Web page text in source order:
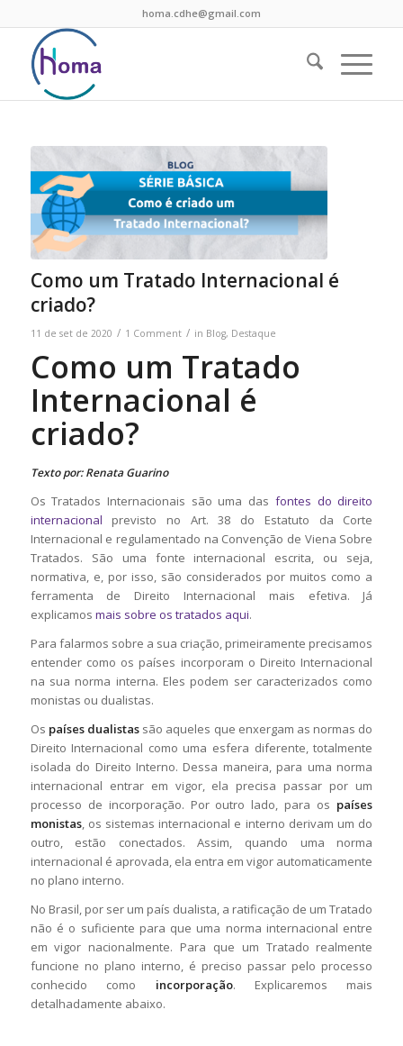
homa.cdhe@gmail.com
Como um Tratado Internacional é
criado?
11 de set de 2020 / 1 Comment / in Blog, Destaque
Como um Tratado
Internacional é
criado?
Texto por: Renata Guarino
Os Tratados Internacionais são uma das fontes do direito
internacional previsto no Art. 38 do Estatuto da Corte
Internacional e regulamentado na Convenção de Viena Sobre
Tratados. São uma fonte internacional escrita, ou seja,
normativa, e, por isso, são considerados por muitos como a
ferramenta de Direito Internacional mais efetiva. Já
explicamos mais sobre os tratados aqui.
Para falarmos sobre a sua criação, primeiramente precisamos
entender como os países incorporam o Direito Internacional
na sua norma interna. Eles podem ser caracterizados como
monistas ou dualistas.
Os países dualistas são aqueles que enxergam as normas do
Direito Internacional como uma esfera diferente, totalmente
isolada do Direito Interno. Dessa maneira, para uma norma
internacional entrar em vigor, ela precisa passar por um
processo de incorporação. Por outro lado, para os países
monistas, os sistemas internacional e interno derivam um do
outro, estão conectados. Assim, quando uma norma
internacional é aprovada, ela entra em vigor automaticamente
no plano interno.
No Brasil, por ser um país dualista, a ratificação de um Tratado
não é o suficiente para que uma norma internacional entre
em vigor nacionalmente. Para que um Tratado realmente
funcione no plano interno, é preciso passar pelo processo
conhecido como incorporação. Explicaremos mais
detalhadamente abaixo.